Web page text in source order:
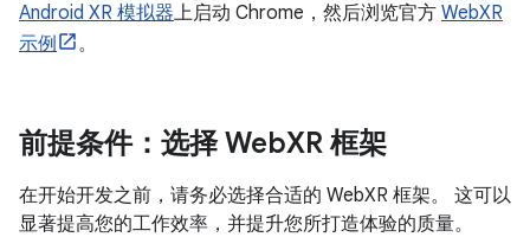
Android XR 模拟器上启动 Chrome，然后浏览官方 WebXR
示例
。
前提条件：选择 WebXR 框架
在开始开发之前，请务必选择合适的 WebXR 框架。 这可以
显著提高您的工作效率，并提升您所打造体验的质量。